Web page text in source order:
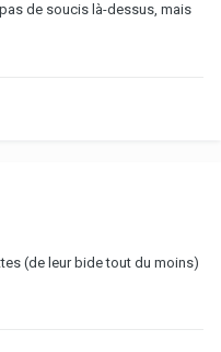
de soucis là-dessus, mais
(de leur bide tout du moins)